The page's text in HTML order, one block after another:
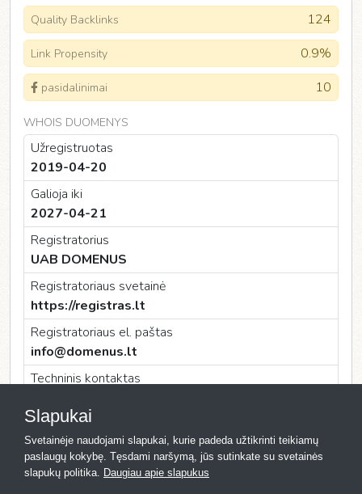
Quality Backlinks 124
Link Propensity 0.9%
pasidalinimai 10
WHOIS DUOMENYS
Užregistruotas
2019-04-20
Galioja iki
2027-04-21
Registratorius
UAB DOMENUS
Registratoriaus svetainė
https://registras.lt
Registratoriaus el. paštas
info@domenus.lt
Techninis kontaktas
Techninio kontakto el. paštas
info@domenus.lt
Slapukai
Svetainėje naudojami slapukai, kurie padeda užtikrinti teikiamų
paslaugų kokybę. Tęsdami naršymą, jūs sutinkate su svetainės
slapukų politika. Daugiau apie slapukus